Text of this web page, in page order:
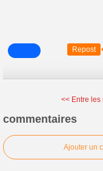
Repost
<< Entre
commentaires
Ajouter un